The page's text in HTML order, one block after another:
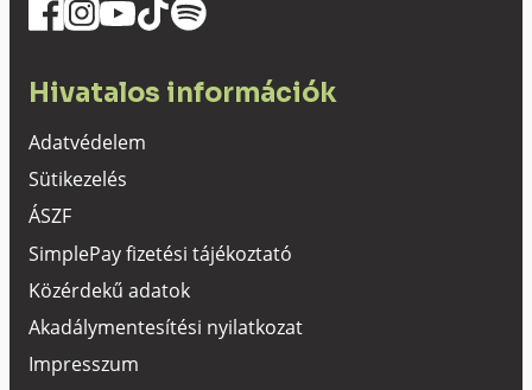
Hivatalos információk
Adatvédelem
Sütikezelés
ÁSZF
SimplePay fizetési tájékoztató
Közérdekű adatok
Akadálymentesítési nyilatkozat
Impresszum